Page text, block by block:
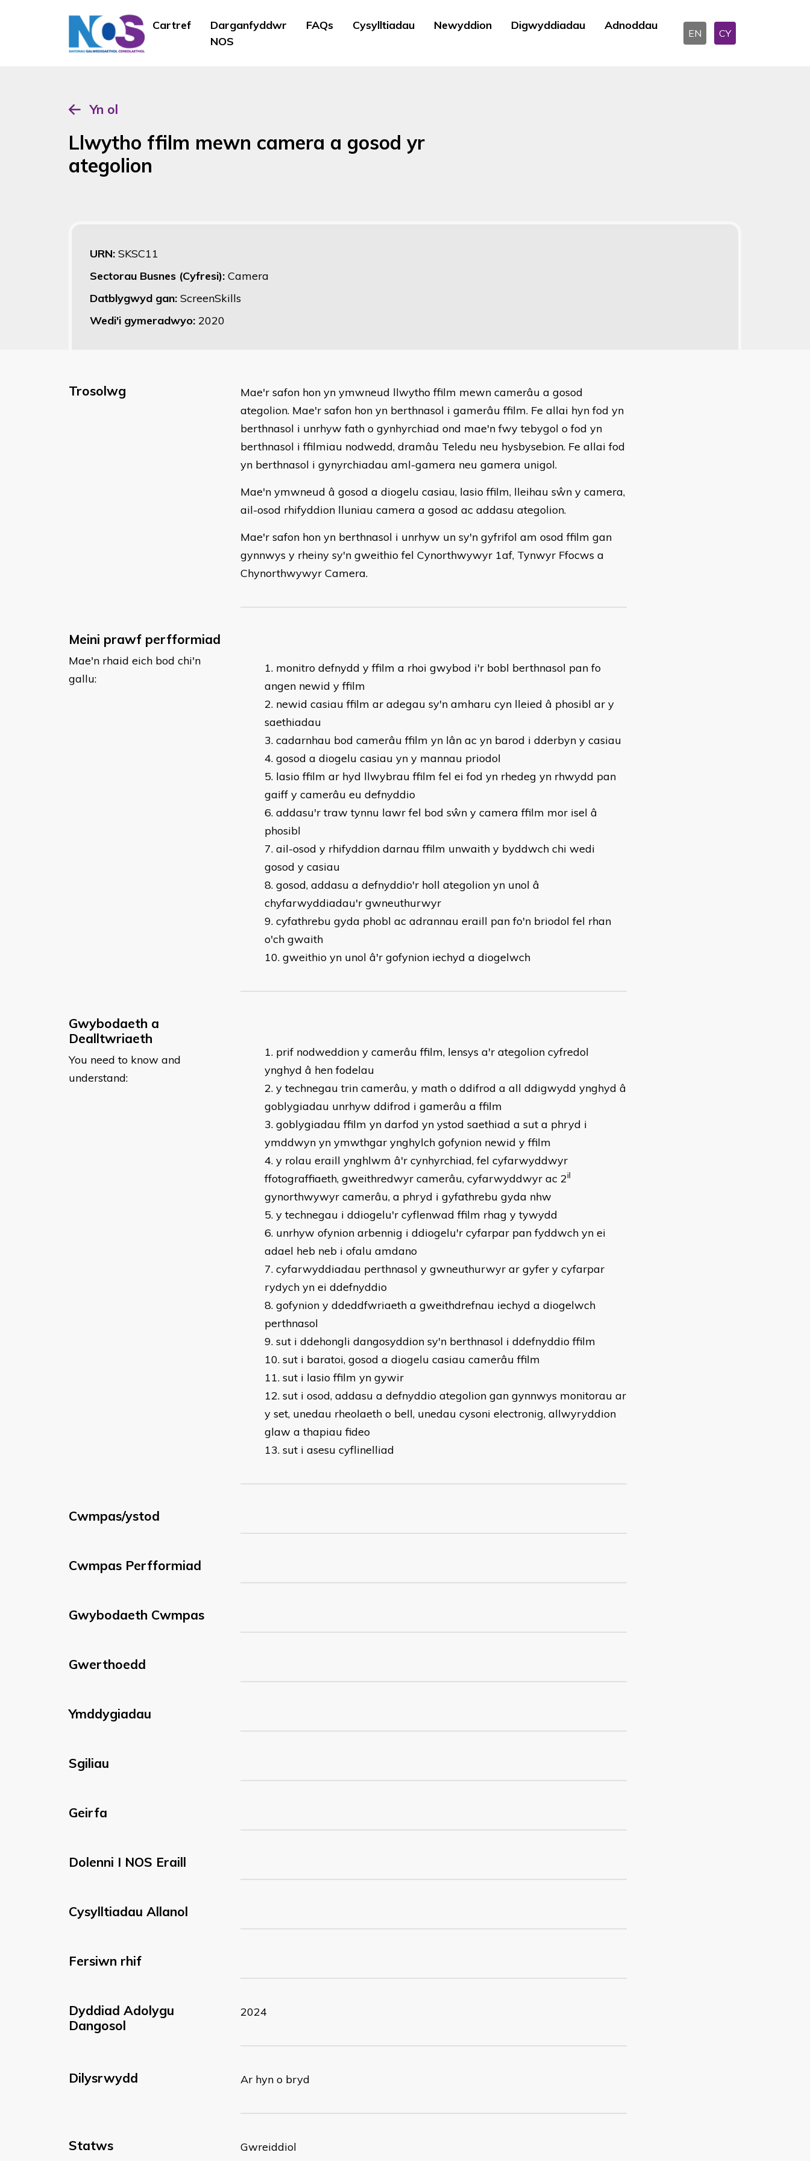
Cartref
Darganfyddwr
NOS
FAQs Cysylltiadau Newyddion Digwyddiadau Adnoddau
EN CY
Yn ol
Llwytho ffilm mewn camera a gosod yr
ategolion
URN: SKSC11
Sectorau Busnes (Cyfresi): Camera
Datblygwyd gan: ScreenSkills
Wedi'i gymeradwyo: 2020
Trosolwg
​Mae'r safon hon yn ymwneud llwytho ffilm mewn camerâu a gosod
ategolion. Mae'r safon hon yn berthnasol i gamerâu ffilm. Fe allai hyn fod yn
berthnasol i unrhyw fath o gynhyrchiad ond mae'n fwy tebygol o fod yn
berthnasol i ffilmiau nodwedd, dramâu Teledu neu hysbysebion. Fe allai fod
yn berthnasol i gynyrchiadau aml-gamera neu gamera unigol.
Mae'n ymwneud â gosod a diogelu casiau, lasio ffilm, lleihau sŵn y camera,
ail-osod rhifyddion lluniau camera a gosod ac addasu ategolion.
Mae'r safon hon yn berthnasol i unrhyw un sy'n gyfrifol am osod ffilm gan
gynnwys y rheiny sy'n gweithio fel Cynorthwywyr 1af, Tynwyr Ffocws a
Chynorthwywyr Camera.
Meini prawf perfformiad
Mae'n rhaid eich bod chi'n
gallu:
monitro defnydd y ffilm a rhoi gwybod i'r bobl berthnasol pan fo
angen newid y ffilm
newid casiau ffilm ar adegau sy'n amharu cyn lleied â phosibl ar y
saethiadau
cadarnhau bod camerâu ffilm yn lân ac yn barod i dderbyn y casiau
gosod a diogelu casiau yn y mannau priodol
lasio ffilm ar hyd llwybrau ffilm fel ei fod yn rhedeg yn rhwydd pan
gaiff y camerâu eu defnyddio
addasu'r traw tynnu lawr fel bod sŵn y camera ffilm mor isel â
phosibl
ail-osod y rhifyddion darnau ffilm unwaith y byddwch chi wedi
gosod y casiau
gosod, addasu a defnyddio'r holl ategolion yn unol â
chyfarwyddiadau'r gwneuthurwyr
cyfathrebu gyda phobl ac adrannau eraill pan fo'n briodol fel rhan
o'ch gwaith
gweithio yn unol â'r gofynion iechyd a diogelwch
Gwybodaeth a
Dealltwriaeth
You need to know and
understand:
prif nodweddion y camerâu ffilm, lensys a'r ategolion cyfredol
ynghyd â hen fodelau
y technegau trin camerâu, y math o ddifrod a all ddigwydd ynghyd â
goblygiadau unrhyw ddifrod i gamerâu a ffilm
goblygiadau ffilm yn darfod yn ystod saethiad a sut a phryd i
ymddwyn yn ymwthgar ynghylch gofynion newid y ffilm
y rolau eraill ynghlwm â'r cynhyrchiad, fel cyfarwyddwyr
ffotograffiaeth, gweithredwyr camerâu, cyfarwyddwyr ac 2il
gynorthwywyr camerâu, a phryd i gyfathrebu gyda nhw
y technegau i ddiogelu'r cyflenwad ffilm rhag y tywydd
unrhyw ofynion arbennig i ddiogelu'r cyfarpar pan fyddwch yn ei
adael heb neb i ofalu amdano
cyfarwyddiadau perthnasol y gwneuthurwyr ar gyfer y cyfarpar
rydych yn ei ddefnyddio
gofynion y ddeddfwriaeth a gweithdrefnau iechyd a diogelwch
perthnasol
sut i ddehongli dangosyddion sy'n berthnasol i ddefnyddio ffilm
sut i baratoi, gosod a diogelu casiau camerâu ffilm
sut i lasio ffilm yn gywir
sut i osod, addasu a defnyddio ategolion gan gynnwys monitorau ar
y set, unedau rheolaeth o bell, unedau cysoni electronig, allwyryddion
glaw a thapiau fideo
sut i asesu cyflinelliad
Cwmpas/ystod
Cwmpas Perfformiad
Gwybodaeth Cwmpas
Gwerthoedd
Ymddygiadau
Sgiliau
Geirfa
Dolenni I NOS Eraill
Cysylltiadau Allanol
Fersiwn rhif
Dyddiad Adolygu
Dangosol
2024
Dilysrwydd Ar hyn o bryd
Statws Gwreiddiol